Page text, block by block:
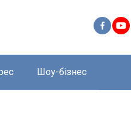
Шоу-бізнес